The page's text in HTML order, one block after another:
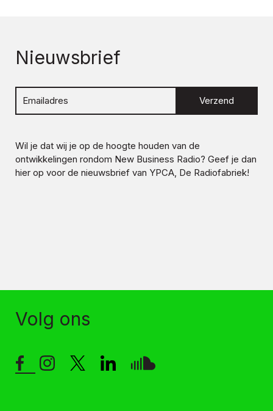
Nieuwsbrief
Verzend
Wil je dat wij je op de hoogte houden van de
ontwikkelingen rondom New Business Radio? Geef je dan
hier op voor de nieuwsbrief van YPCA, De Radiofabriek!
Volg ons